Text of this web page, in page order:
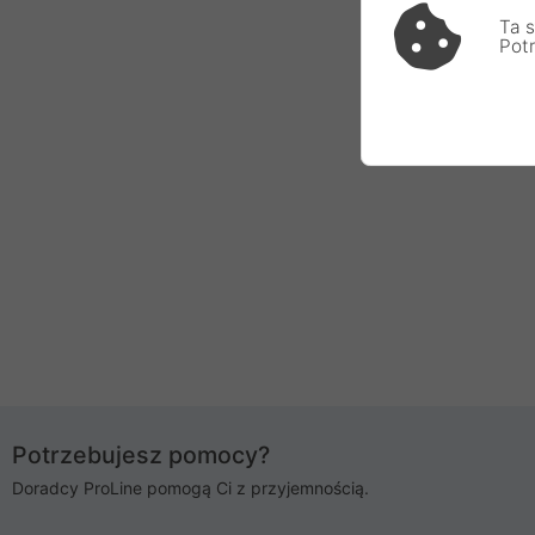
Potrzebujesz pomocy?
Doradcy ProLine pomogą Ci z przyjemnością.
Ta